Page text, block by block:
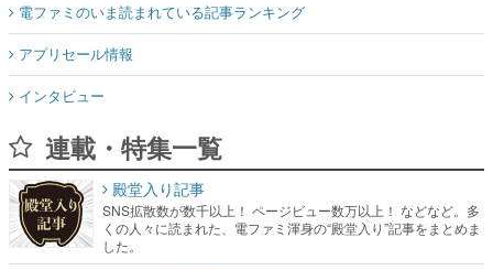
電ファミのいま読まれている記事ランキング
アプリセール情報
インタビュー
連載・特集一覧
殿堂入り記事
SNS拡散数が数千以上！ ページビュー数万以上！ などなど。多
くの人々に読まれた、電ファミ渾身の“殿堂入り”記事をまとめま
した。